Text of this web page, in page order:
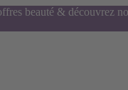
beauté & découvrez